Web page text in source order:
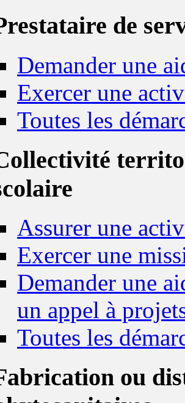
de
Demander une
Exercer une
Toutes les
Assurer une
Exercer une
Demander une
un appel à
Toutes les
ou